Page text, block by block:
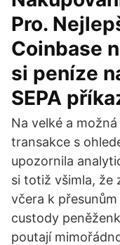
Pro.
Coinbase
si peníze
SEPA
Na velké a
transakce s
upozornila
si totiž všimla, že
včera k
custody
poutají